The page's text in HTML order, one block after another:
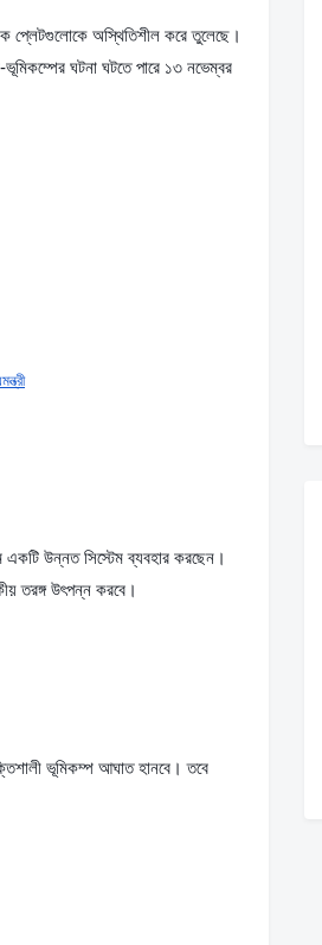
প্লেটগুলোকে অস্থিতিশীল করে তুলেছে।
ঘটনা ঘটতে পারে ১৩ নভেম্বর
একটি উন্নত সিস্টেম ব্যবহার করছেন।
তরঙ্গ উৎপন্ন করবে।
ভূমিকম্প আঘাত হানবে। তবে